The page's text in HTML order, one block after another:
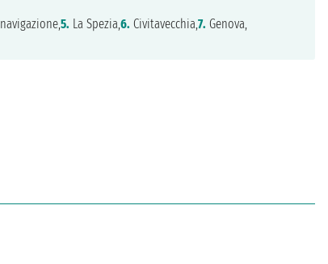
navigazione,5. La Spezia,6. Civitavecchia,7. Genova,